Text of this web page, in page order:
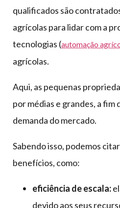
qualificados são
agrícolas para lidar com a
tecnologias (automação
agrícolas.
Aqui, as pequenas
por médias e grandes, a fim
demanda do mercado.
Sabendo isso, podemos
benefícios, como:
eficiência de escala:
devido aos seus